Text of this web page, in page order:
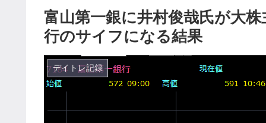
富山第一銀に井村俊哉氏が大
行のサイフになる結果
デイトレ記録